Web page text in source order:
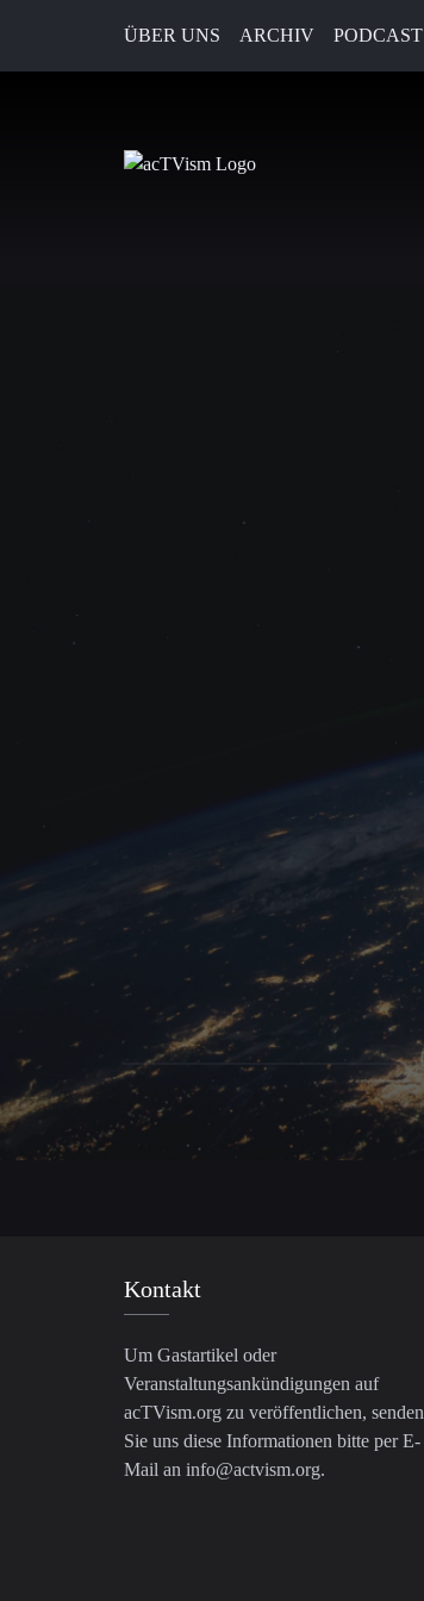
ÜBER UNS ARCHIV PODCAST
Kontakt
Um Gastartikel oder
Veranstaltungsankündigungen auf
acTVism.org zu veröffentlichen, senden
Sie uns diese Informationen bitte per E-
Mail an info@actvism.org.